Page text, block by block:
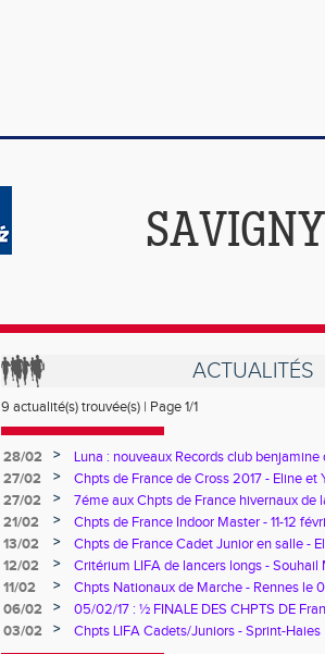
ACTUALITÉS
9 actualité(s) trouvée(s) | Page 1/1
28/02 >
Luna : nouveaux Records club
longueur
27/02 >
Chpts de France de Cross 2017 - Eline et
27/02
>
7éme aux Chpts de France hivernaux de
Mekhalfa
21/02 >
Chpts de France Indoor Master - 11-12
13/02
>
Chpts de France Cadet Junior en salle -
sur le 800 m
12/02 >
Critérium LIFA de lancers longs - Souhail
11/02
>
Chpts Nationaux de Marche - Rennes le
Floquet
06/02 >
05/02/17 : ½ FINALE DES CHPTS DE
Yanis aux France !
03/02 > Chpts LIFA Cadets/Juniors - Sprint-Haies